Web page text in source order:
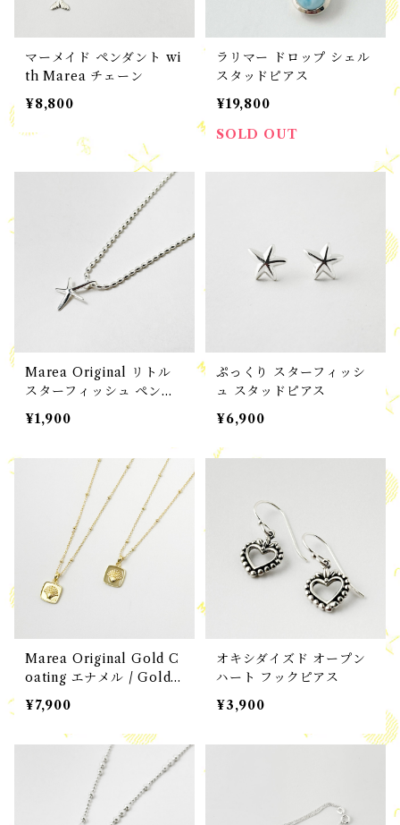
マーメイド ペンダント wi
th Marea チェーン
¥8,800
ラリマー ドロップ シェル
スタッドピアス
¥19,800
SOLD OUT
Marea Original リトル
スターフィッシュ ペンダ
ント
¥1,900
ぷっくり スターフィッシ
ュ スタッドピアス
¥6,900
Marea Original Gold C
oating エナメル / Gold
スクエア プレート シェル
トップ
¥7,900
オキシダイズド オープン
ハート フックピアス
¥3,900